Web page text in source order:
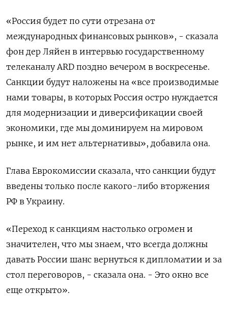
«Россия будет по сути отрезана от
международных финансовых рынков», - сказала
фон дер Ляйен в интервью государственному
телеканалу ARD поздно вечером в воскресенье.
Санкции будут наложены на «все производимые
нами товары, в которых Россия остро нуждается
для модернизации и диверсификации своей
экономики, где мы доминируем на мировом
рынке, и им нет альтернативы», добавила она.
Глава Еврокомиссии сказала, что санкции будут
введены только после какого-либо вторжения
РФ в Украину.
«Переход к санкциям настолько огромен и
значителен, что мы знаем, что всегда должны
давать России шанс вернуться к дипломатии и за
стол переговоров, - сказала она. - Это окно все
еще открыто».